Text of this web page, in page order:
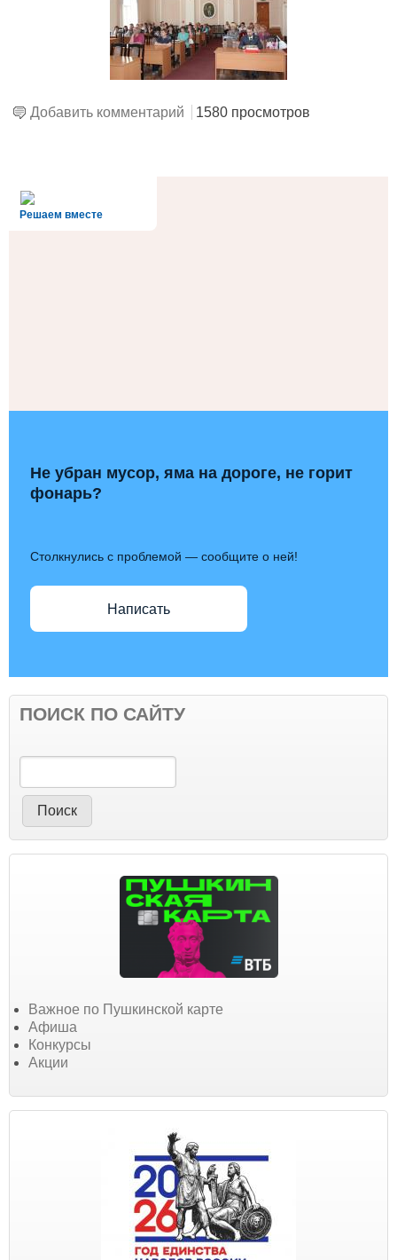
Добавить комментарий 1580 просмотров
Решаем вместе
Не убран мусор, яма на дороге, не горит
фонарь?
Столкнулись с проблемой — сообщите о ней!
Написать
ПОИСК ПО САЙТУ
Поиск
Важное по Пушкинской карте
Афиша
Конкурсы
Акции